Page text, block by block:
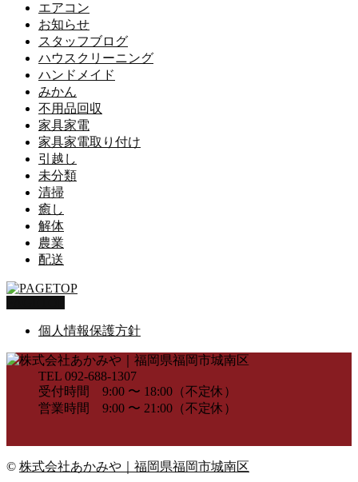
エアコン
お知らせ
スタッフブログ
ハウスクリーニング
ハンドメイド
みかん
不用品回収
家具家電
家具家電取り付け
引越し
未分類
清掃
癒し
解体
農業
配送
個人情報保護方針
TEL 092-688-1307
受付時間 9:00 〜 18:00（不定休）
営業時間 9:00 〜 21:00（不定休）
© 株式会社あかみや｜福岡県福岡市城南区